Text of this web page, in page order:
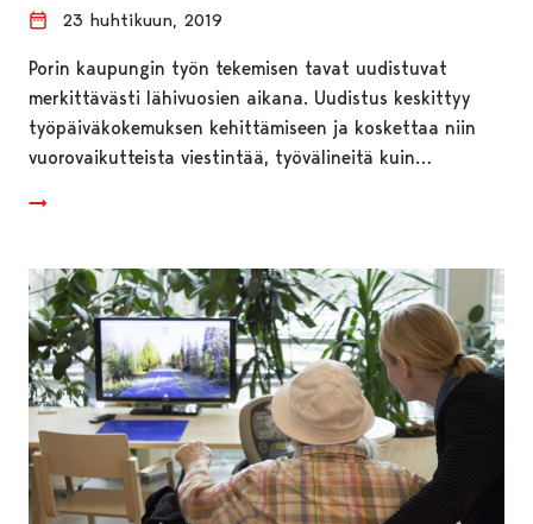
23 huhtikuun, 2019
Porin kaupungin työn tekemisen tavat uudistuvat
merkittävästi lähivuosien aikana. Uudistus keskittyy
työpäiväkokemuksen kehittämiseen ja koskettaa niin
vuorovaikutteista viestintää, työvälineitä kuin…